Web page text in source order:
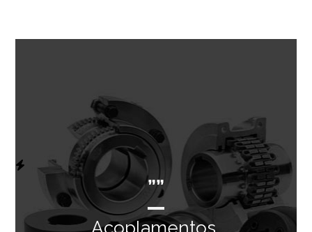
””
Acoplamentos